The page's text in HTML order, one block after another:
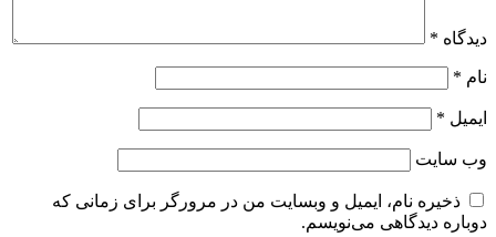
دیدگاه *
نام *
ایمیل *
وب‌ سایت
ذخیره نام، ایمیل و وبسایت من در مرورگر برای زمانی که
دوباره دیدگاهی می‌نویسم.